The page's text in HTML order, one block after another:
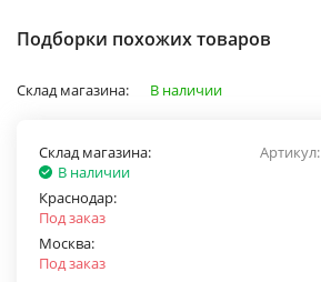
Подборки похожих товаров
Склад магазина: В наличии
Артикул:
Склад магазина:
В наличии
Краснодар:
Под заказ
Москва:
Под заказ